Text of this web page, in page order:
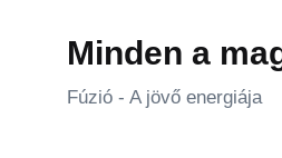
Minden a
Fúzió - A jövő energiája